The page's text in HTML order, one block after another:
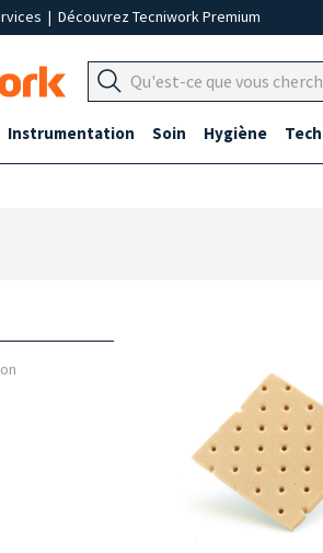
| Découvrez Tecniwork Premium
Instrumentation Soin Hygiène